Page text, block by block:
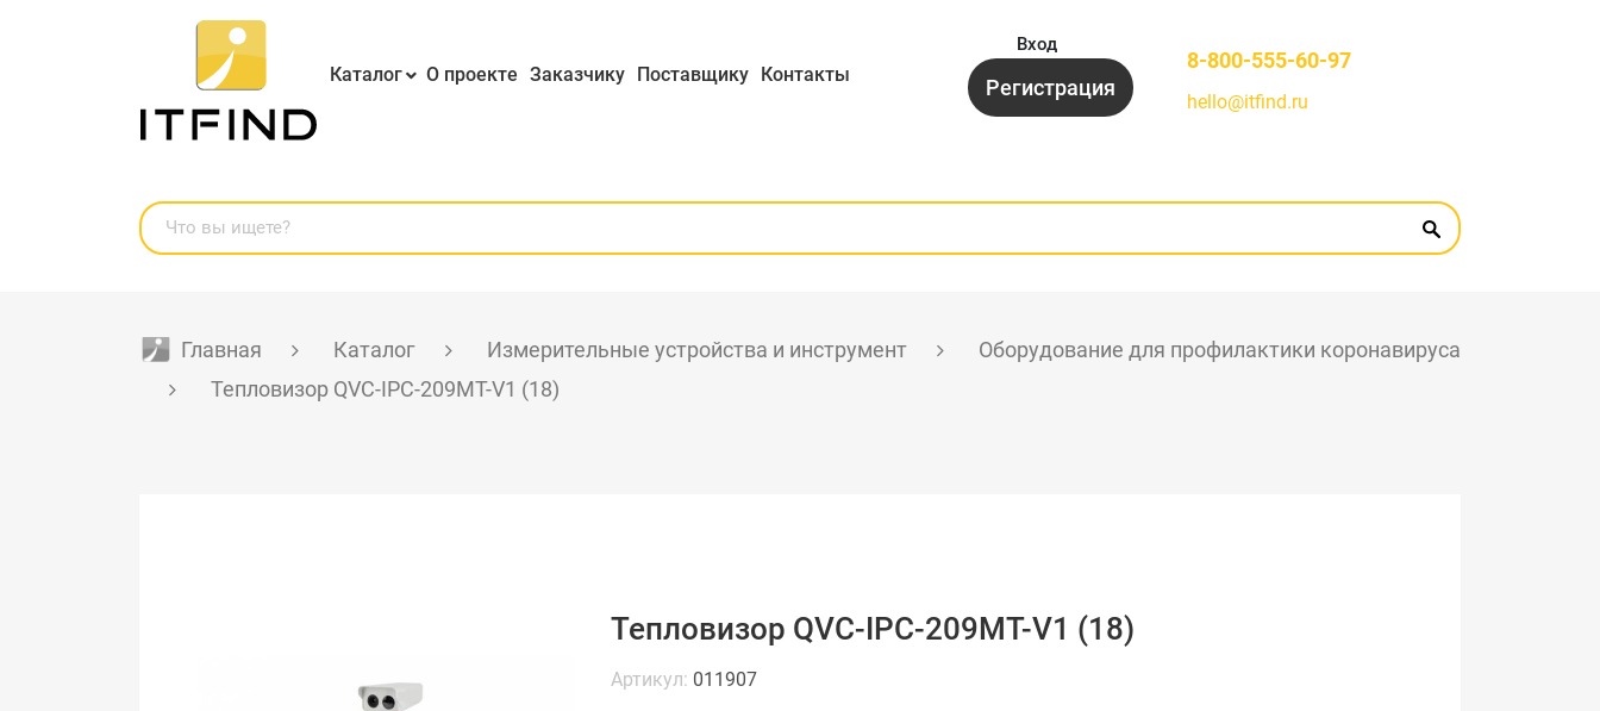
Каталог О проекте Заказчику Поставщику Контакты
Вход
Регистрация
8-800-555-60-97
hello@itfind.ru
Главная Каталог Измерительные устройства и инструмент
Оборудование для профилактики коронавируса
Тепловизор QVC-IPC-209MT-V1 (18)
Тепловизор QVC-IPC-209MT-V1 (18)
Артикул: 011907